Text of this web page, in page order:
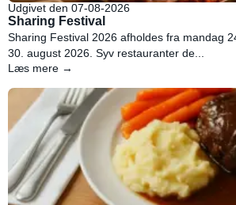
Udgivet den 07-08-2026
Sharing Festival
Sharing Festival 2026 afholdes fra mandag
30. august 2026. Syv restauranter de...
Læs mere →